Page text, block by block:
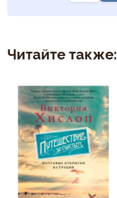
Читайте также: